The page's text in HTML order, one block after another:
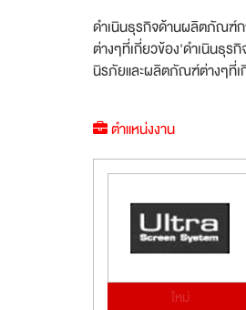
ดำเนินธุรกิจด้านผลิตภัณฑ์ก
ต่างๆที่เกี่ยวข้อง'ดำเนินธุ
นิรภัยและผลิตภัณฑ์ต่างๆที่เ
ตำแหน่งงาน
ใหม่